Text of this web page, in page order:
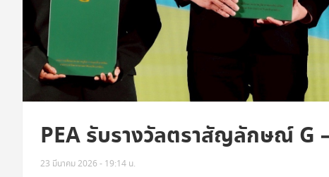
PEA รับรางวัลตราสัญลักษณ์ G
23 มีนาคม 2026 - 19:14 น.